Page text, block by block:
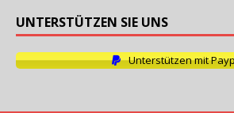
UNTERSTÜTZEN SIE UNS
Unterstützen mit